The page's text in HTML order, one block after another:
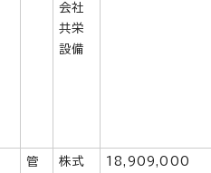
会社
共栄
設備
管
株式
18,909,000